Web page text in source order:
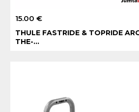
15.00 €
THULE FASTRIDE & TOPRIDE
THE-...